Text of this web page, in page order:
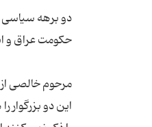
دو برهه سیاسی
مرحوم خالصی
این دو